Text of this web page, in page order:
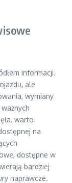
informacji.
ale
wymiany
warto
na
dostępne w
bardziej
naprawcze.